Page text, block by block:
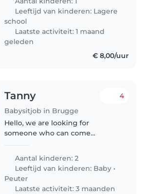
Leeftijd van kinderen: Lagere
school
Laatste activiteit: 1 maand
geleden
€ 8,00/uur
Tanny
Babysitjob in Brugge
4
Hello, we are looking for
someone who can come
afternoon. Sometimes we would
need you to stay sleeping in the
house. Our baby is 1 year old and
you would..
Aantal kinderen: 2
Leeftijd van kinderen: Baby •
Peuter
Laatste activiteit: 3 maanden